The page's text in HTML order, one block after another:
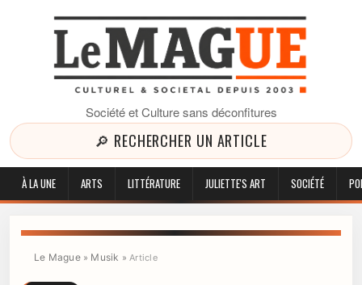
Société et Culture sans déconfitures
🔎 RECHERCHER UN ARTICLE
À LA UNE ARTS LITTÉRATURE JULIETTE'S ART SOCIÉTÉ
Le Mague» Musik »Article